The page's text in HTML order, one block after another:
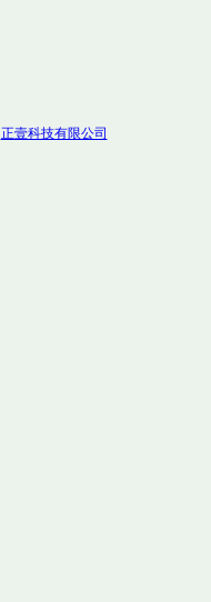
正壹科技有限公司